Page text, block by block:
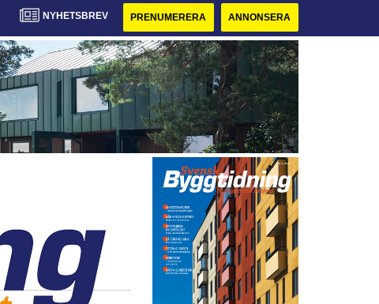
NYHETSBREV PRENUMERERA ANNONSERA